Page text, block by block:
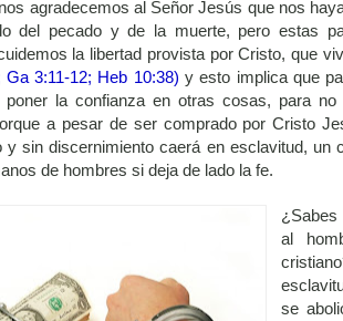
agradecemos al Señor Jesús que nos
del pecado y de la muerte, pero estas
la libertad provista por Cristo, que
Ga 3:11-12; Heb 10:38) y esto implica que
poner la confianza en otras cosas, para
a pesar de ser comprado por Cristo
y sin discernimiento caerá en esclavitud, un
de hombres si deja de lado la fe.
al
se